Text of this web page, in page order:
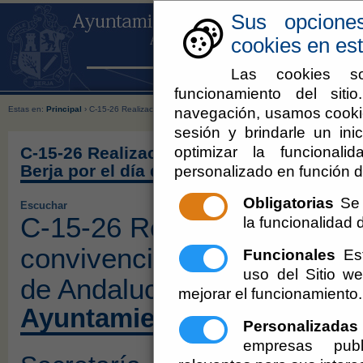
Sus
cookies en
Las cookies
funcionamiento del
navegación, usamos
sesión y brindarle un
optimizar la
personalizado en función
Obligatorias
la funcionalidad
Funcionales
uso del Sitio
mejorar el funcionamiento.
Personalizadas
empresas
Estas en: Principal › C-15-26 Realización de una comida de convivencia para los mayores
C-15-26 Realización de una comida de
Berja por el día de Andalucía.
Escuchar
C-15-26 Realización de
convivencia para los
de Andalucía.
Ayuntamiento de Berja